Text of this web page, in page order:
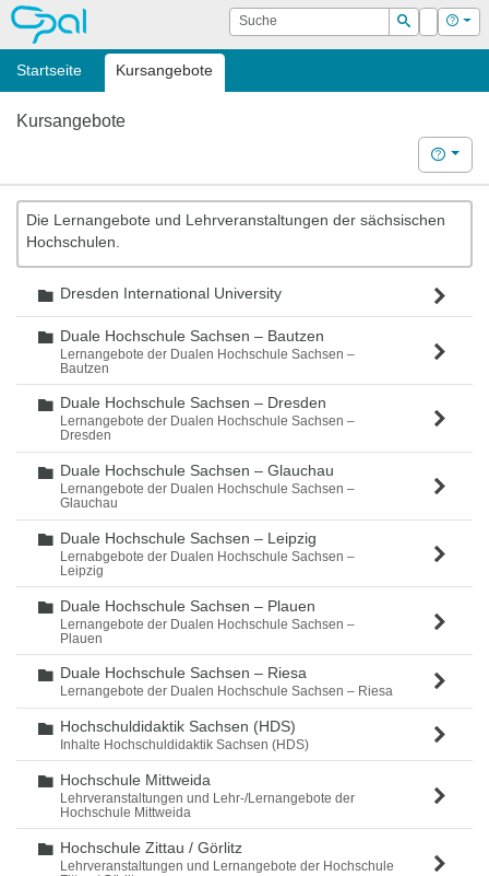
OPAL Suche
Suchen
Login Hilfe
Startseite Kursangebote
Kursangebote
Hilfe
Die Lernangebote und Lehrveranstaltungen der sächsischen
Hochschulen.
Ordner
Dresden International University
Ordner
Duale Hochschule Sachsen – Bautzen
Lernangebote der Dualen Hochschule Sachsen –
Bautzen
Ordner
Duale Hochschule Sachsen – Dresden
Lernangebote der Dualen Hochschule Sachsen –
Dresden
Ordner
Duale Hochschule Sachsen – Glauchau
Lernangebote der Dualen Hochschule Sachsen –
Glauchau
Ordner
Duale Hochschule Sachsen – Leipzig
Lernabgebote der Dualen Hochschule Sachsen –
Leipzig
Ordner
Duale Hochschule Sachsen – Plauen
Lernangebote der Dualen Hochschule Sachsen –
Plauen
Ordner
Duale Hochschule Sachsen – Riesa
Lernangebote der Dualen Hochschule Sachsen – Riesa
Ordner
Hochschuldidaktik Sachsen (HDS)
Inhalte Hochschuldidaktik Sachsen (HDS)
Ordner
Hochschule Mittweida
Lehrveranstaltungen und Lehr-/Lernangebote der
Hochschule Mittweida
Ordner
Hochschule Zittau / Görlitz
Lehrveranstaltungen und Lernangebote der Hochschule